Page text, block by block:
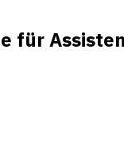
für